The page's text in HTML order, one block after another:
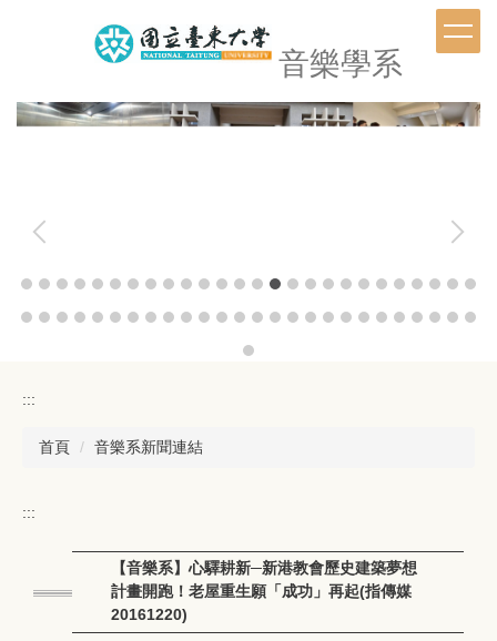
內
容
音樂學系
:::
首頁 音樂系新聞連結
:::
【音樂系】心驛耕新─新港教會歷史建築夢想
計畫開跑！老屋重生願「成功」再起(指傳媒
20161220)